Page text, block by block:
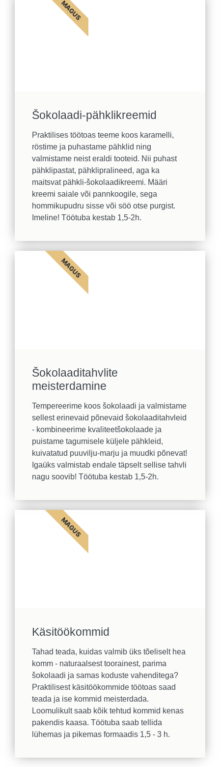
Šokolaadi-pähklikreemid
Praktilises töötoas teeme koos karamelli,
röstime ja puhastame pähklid ning
valmistame neist eraldi tooteid. Nii puhast
pähklipastat, pähklipralineed, aga ka
maitsvat pähkli-šokolaadikreemi. Määri
kreemi saiale või pannkoogile, sega
hommikupudru sisse või söö otse purgist.
Imeline! Töötuba kestab 1,5-2h.
MAGUS
Šokolaaditahvlite
meisterdamine
Tempereerime koos šokolaadi ja valmistame
sellest erinevaid põnevaid šokolaaditahvleid
- kombineerime kvaliteetšokolaade ja
puistame tagumisele küljele pähkleid,
kuivatatud puuvilju-marju ja muudki põnevat!
Igaüks valmistab endale täpselt sellise tahvli
nagu soovib! Töötuba kestab 1,5-2h.
MAGUS
Käsitöökommid
Tahad teada, kuidas valmib üks tõeliselt hea
komm - naturaalsest toorainest, parima
šokolaadi ja samas koduste vahenditega?
Praktilisest käsitöökommide töötoas saad
teada ja ise kommid meisterdada.
Loomulikult saab kõik tehtud kommid kenas
pakendis kaasa. Töötuba saab tellida
lühemas ja pikemas formaadis 1,5 - 3 h.
MAGUS